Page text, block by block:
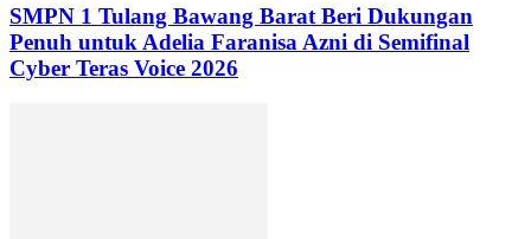
SMPN 1 Tulang Bawang Barat Beri Dukungan
Penuh untuk Adelia Faranisa Azni di Semifinal
Cyber Teras Voice 2026